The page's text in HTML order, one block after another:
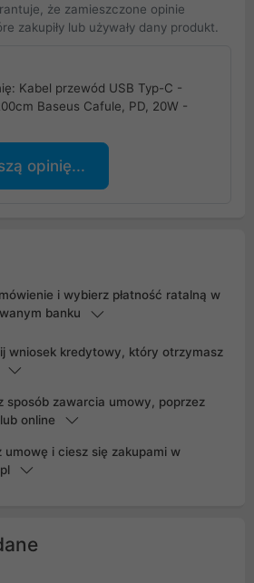
że zamieszczone opinie
zakupiły lub używały dany produkt.
Kabel przewód USB Typ-C -
Baseus Cafule, PD, 20W -
opinię...
i wybierz płatność ratalną w
banku
wniosek kredytowy, który otrzymasz
sposób zawarcia umowy, poprzez
online
umowę i ciesz się zakupami w